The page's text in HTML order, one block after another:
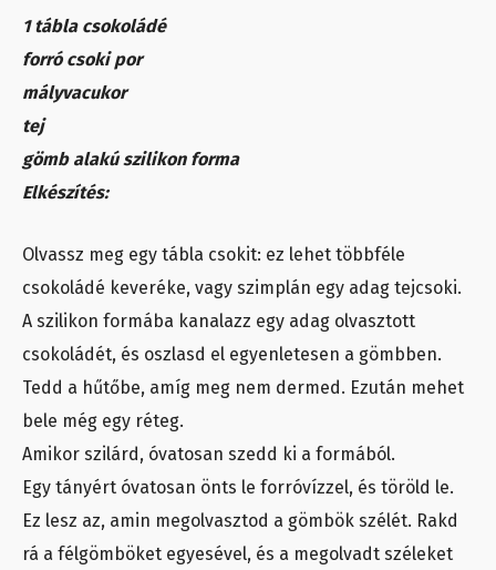
1 tábla csokoládé
forró csoki por
mályvacukor
tej
gömb alakú szilikon forma
Elkészítés:
Olvassz meg egy tábla csokit: ez lehet többféle
csokoládé keveréke, vagy szimplán egy adag tejcsoki.
A szilikon formába kanalazz egy adag olvasztott
csokoládét, és oszlasd el egyenletesen a gömbben.
Tedd a hűtőbe, amíg meg nem dermed. Ezután mehet
bele még egy réteg.
Amikor szilárd, óvatosan szedd ki a formából.
Egy tányért óvatosan önts le forróvízzel, és töröld le.
Ez lesz az, amin megolvasztod a gömbök szélét. Rakd
rá a félgömböket egyesével, és a megolvadt széleket